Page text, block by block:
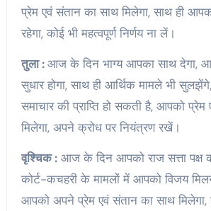
प्रेम एवं संतान का साथ मिलेगा, साथ ही
रहेगा, कोई भी महत्वपूर्ण निर्णय ना लें।
तुला :आज के दिन भाग्य आपका साथ देगा,
सुधार होगा, साथ ही आर्थिक मामले भी
समाचार की प्राप्ति हो सकती है, आपको
मिलेगा, अपने क्रोध पर नियंत्रण रखें।
वृश्चिक :आज के दिन आपको राज सत्ता पक्ष
कोर्ट-कचहरी के मामलों में आपको विजय
आपको अपने प्रेम एवं संतान का साथ